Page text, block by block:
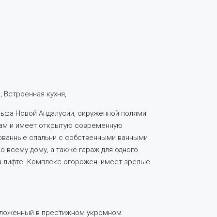
кухня,
Новой Андалусии, окруженной полями
и имеет открытую современную
спальни с собственными ванными
всему дому, а также гараж для одного
лифте. Комплекс огорожен, имеет зрелые
в престижном укромном